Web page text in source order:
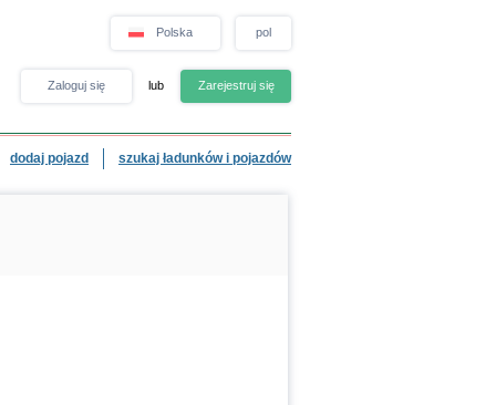
Polska pol
Zaloguj się lub Zarejestruj się
dodaj pojazd szukaj ładunków i pojazdów